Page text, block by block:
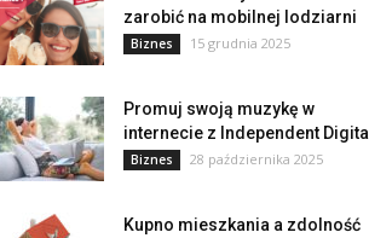
zarobić na mobilnej lodziarni
Biznes 15 grudnia 2025
Promuj swoją muzykę w
internecie z Independent Digital
Biznes 28 października 2025
Kupno mieszkania a zdolność